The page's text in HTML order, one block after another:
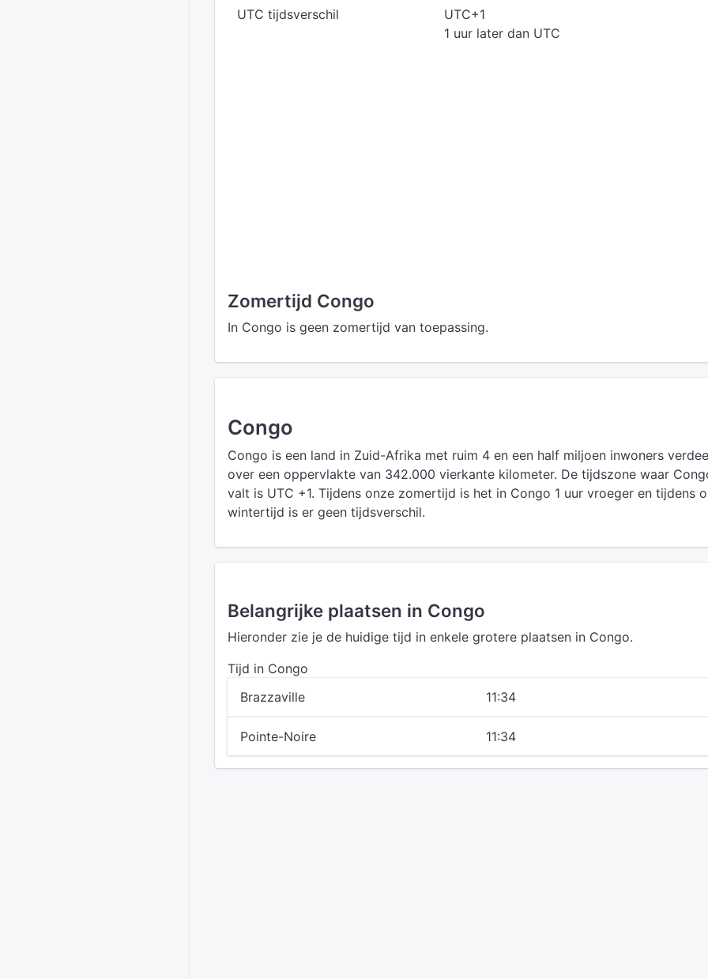
UTC tijdsverschil
UTC+1
1 uur later dan UTC
Zomertijd Congo
In Congo is geen zomertijd van toepassing.
Congo
Congo is een land in Zuid-Afrika met ruim 4 en een half miljoen inwoners
over een oppervlakte van 342.000 vierkante kilometer. De tijdszone waar
valt is UTC +1. Tijdens onze zomertijd is het in Congo 1 uur vroeger en tijdens
wintertijd is er geen tijdsverschil.
Belangrijke plaatsen in Congo
Hieronder zie je de huidige tijd in enkele grotere plaatsen in Congo.
Tijd in Congo
Brazzaville
11:34
Pointe-Noire 11:34